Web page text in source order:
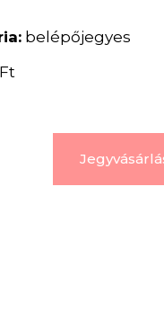
belépőjegyes